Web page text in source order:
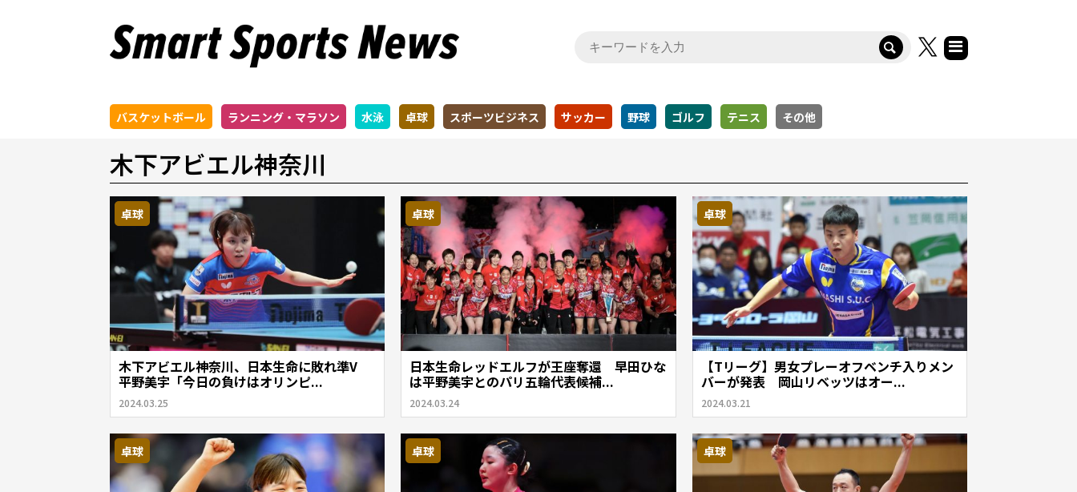
バスケットボール ランニング・マラソン 水泳 卓球 スポーツビジネス サッカー 野球 ゴルフ テニス その他
木下アビエル神奈川
卓球
木下アビエル神奈川、日本生命に敗れ準V
平野美宇「今日の負けはオリンピ...
2024.03.25
卓球
日本生命レッドエルフが王座奪還 早田ひな
は平野美宇とのパリ五輪代表候補...
2024.03.24
卓球
【Tリーグ】男女プレーオフベンチ入りメン
バーが発表 岡山リベッツはオー...
2024.03.21
卓球 卓球 卓球